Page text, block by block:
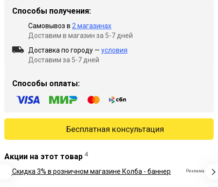
Способы получения:
Самовывоз в 2 магазинах
Доставим в магазин за 5-7 дней
Доставка по городу — условия
Доставим за 5-7 дней
Способы оплаты:
Бесплатная консультация
Акции на этот товар 4
Реклама